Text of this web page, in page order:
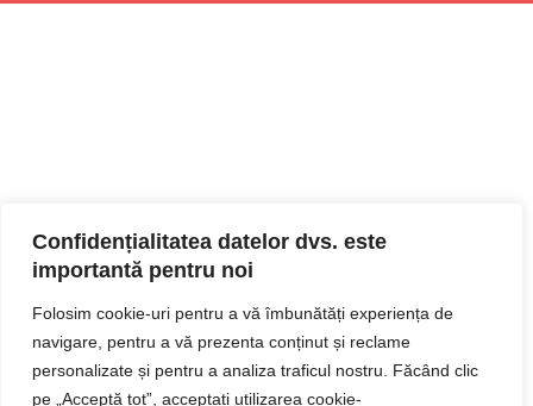
Confidențialitatea datelor dvs. este
importantă pentru noi
Folosim cookie-uri pentru a vă îmbunătăți experiența de
navigare, pentru a vă prezenta conținut și reclame
personalizate și pentru a analiza traficul nostru. Făcând clic
pe „Acceptă tot”, acceptați utilizarea cookie-